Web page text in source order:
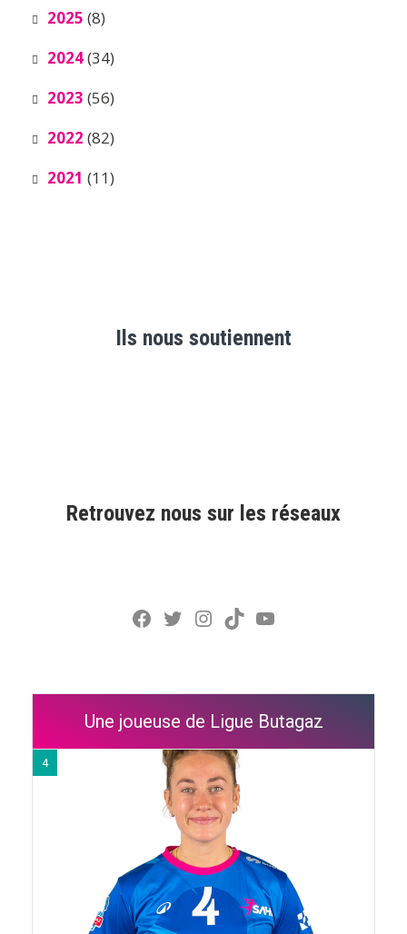
2025 (8)
2024(34)
2023 (56)
2022 (82)
2021 (11)
Ils nous soutiennent
Retrouvez nous sur les réseaux
Facebook
Twitter
Instagram
TikTokYouTube
Une joueuse de Ligue Butagaz
4